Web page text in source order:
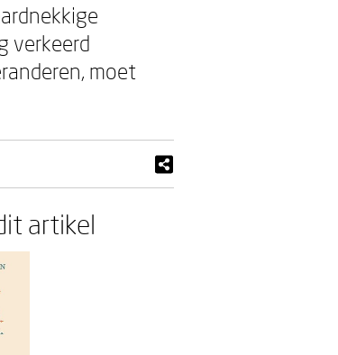
verkeerd
moet
artikel